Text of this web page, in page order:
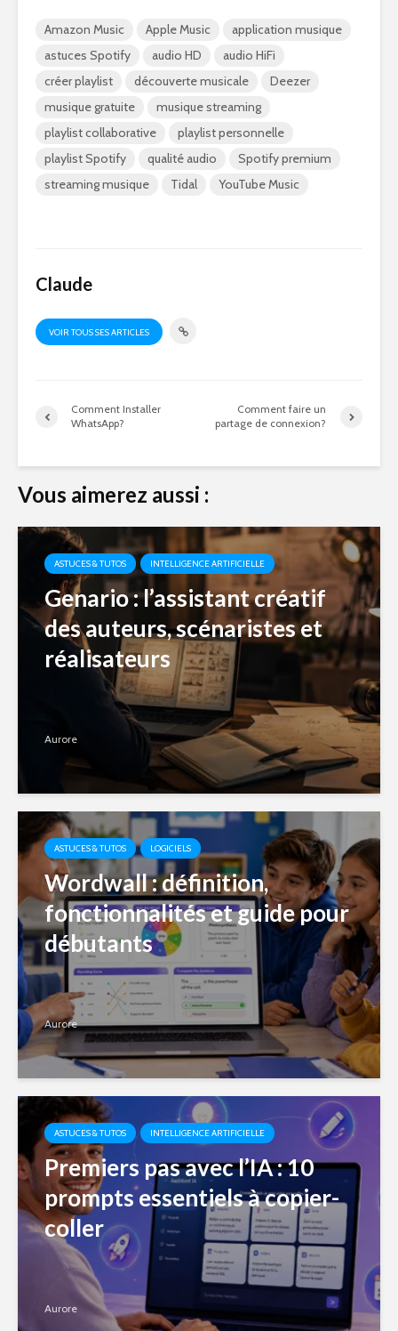
Amazon Music Apple Music
application musique
astuces Spotify
audio HD
audio HiFi
créer playlist
découverte musicale
Deezer
musique gratuite
musique streaming
playlist collaborative
playlist personnelle
playlist Spotify
qualité audio
Spotify premium
streaming musique
Tidal YouTube Music
Claude
VOIR TOUS SES ARTICLES
Comment Installer
WhatsApp?
Comment faire un
partage de connexion?
Vous aimerez aussi :
ASTUCES & TUTOS INTELLIGENCE ARTIFICIELLE
Genario : l’assistant créatif
des auteurs, scénaristes et
réalisateurs
Aurore
ASTUCES & TUTOS LOGICIELS
Wordwall : définition,
fonctionnalités et guide pour
débutants
Aurore
ASTUCES & TUTOS INTELLIGENCE ARTIFICIELLE
Premiers pas avec l’IA : 10
prompts essentiels à copier-
coller
Aurore